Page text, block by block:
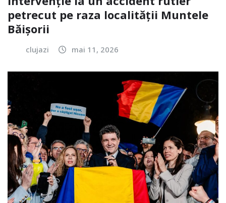
petrecut pe raza localității Muntele
Băișorii
clujazi mai 11, 2026